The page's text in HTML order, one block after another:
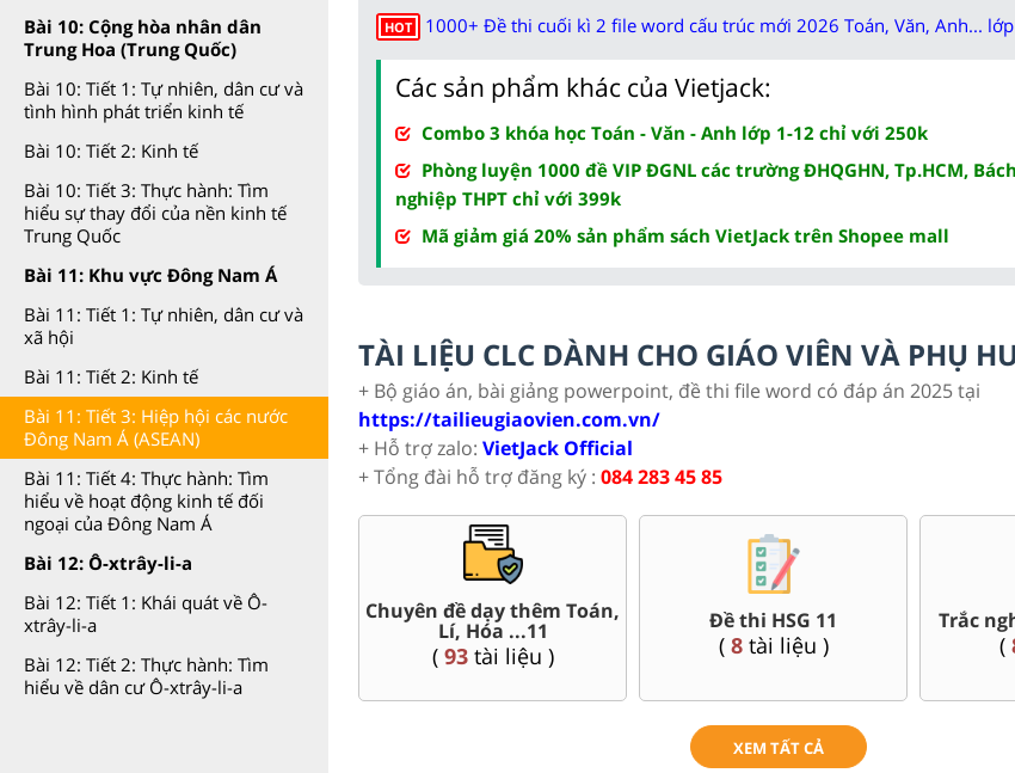
Bài 10: Cộng hòa nhân dân
Trung Hoa (Trung Quốc)
Bài 10: Tiết 1: Tự nhiên, dân cư và
tình hình phát triển kinh tế
Bài 10: Tiết 2: Kinh tế
Bài 10: Tiết 3: Thực hành: Tìm
hiểu sự thay đổi của nền kinh tế
Trung Quốc
Bài 11: Khu vực Đông Nam Á
Bài 11: Tiết 1: Tự nhiên, dân cư và
xã hội
Bài 11: Tiết 2: Kinh tế
Bài 11: Tiết 3: Hiệp hội các nước
Đông Nam Á (ASEAN)
Bài 11: Tiết 4: Thực hành: Tìm
hiểu về hoạt động kinh tế đối
ngoại của Đông Nam Á
Bài 12: Ô-xtrây-li-a
Bài 12: Tiết 1: Khái quát về Ô-
xtrây-li-a
Bài 12: Tiết 2: Thực hành: Tìm
hiểu về dân cư Ô-xtrây-li-a
HOT 1000+ Đề thi cuối kì 2 file word cấu trúc mới 2026 Toán, Văn, Anh...
Các sản phẩm khác của Vietjack:
Combo 3 khóa học Toán - Văn - Anh lớp 1-12 chỉ với 250k
Phòng luyện 1000 đề VIP ĐGNL các trường ĐHQGHN, Tp.HCM,
nghiệp THPT chỉ với 399k
Mã giảm giá 20% sản phẩm sách VietJack trên Shopee mall
TÀI LIỆU CLC DÀNH CHO GIÁO VIÊN VÀ PHỤ
+ Bộ giáo án, bài giảng powerpoint, đề thi file word có đáp án 2025 tại
https://tailieugiaovien.com.vn/
+ Hỗ trợ zalo: VietJack Official
+ Tổng đài hỗ trợ đăng ký : 084 283 45 85
11
liệu )
Trắc nghiệm đúng sai 11 Đề thi giữa kì, cuối kì 11
(269tài liệu )
Bài giảng Powerpoint Văn,
Sử, Địa 11....
(38tài liệu )
XEM TẤT CẢ